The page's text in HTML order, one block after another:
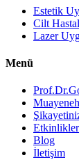
Estetik
Cilt
Lazer
Menü
Etkinlikler
Blog
İletişim